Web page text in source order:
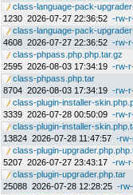
class-language-pack-
1230 2026-07-27 22:36:52 -rw-
class-language-pack-
4608 2026-07-27 22:36:52 -rw-
class-phpass.php.php.tar.gz
2595 2026-08-03 17:34:19 -rw-
class-phpass.php.tar
8704 2026-08-03 17:34:19 -rw-
class-plugin-installer-
3339 2026-07-28 00:50:09 -rw-
class-plugin-installer-
13824 2026-07-28 11:47:57 -
class-plugin-
5207 2026-07-27 23:43:17 -rw-
class-plugin-upgrader.php.tar
25088 2026-07-28 12:28:25 -